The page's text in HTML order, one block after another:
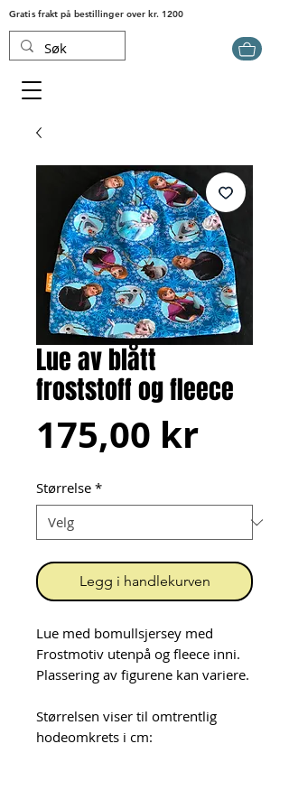
Gratis frakt på bestillinger over kr. 1200
Lue av blått
froststoff og fleece
175,00 krPris
Størrelse *
Legg i handlekurven
Lue med bomullsjersey med
Frostmotiv utenpå og fleece inni.
Plassering av figurene kan variere.
Størrelsen viser til omtrentlig
hodeomkrets i cm: